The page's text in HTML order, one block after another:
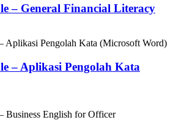
– General Financial Literacy
– Aplikasi Pengolah Kata